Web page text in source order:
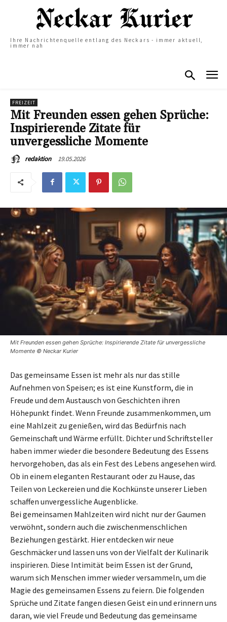
Ihre Nachrichtenquelle entlang des Neckars - immer aktuell,
immer nah
FREIZEIT
Mit Freunden essen gehen Sprüche:
Inspirierende Zitate für
unvergessliche Momente
redaktion 19.05.2026
Mit Freunden essen gehen Sprüche: Inspirierende Zitate für unvergessliche
Momente © Neckar Kurier
Das gemeinsame Essen ist mehr als nur das stille
Aufnehmen von Speisen; es ist eine Kunstform, die in
Freude und dem Austausch von Geschichten ihren
Höhepunkt findet. Wenn Freunde zusammenkommen, um
eine Mahlzeit zu genießen, wird das Bedürfnis nach
Gemeinschaft und Wärme erfüllt. Dichter und Schriftsteller
haben immer wieder die besondere Bedeutung des Essens
hervorgehoben, das als ein Fest des Lebens angesehen wird.
Ob in einem eleganten Restaurant oder zu Hause, das
Teilen von Leckereien und die Kochkünste unserer Lieben
schaffen unvergessliche Augenblicke.
Bei gemeinsamen Mahlzeiten wird nicht nur der Gaumen
verwöhnt, sondern auch die zwischenmenschlichen
Beziehungen gestärkt. Hier entdecken wir neue
Geschmäcker und lassen uns von der Vielfalt der Kulinarik
inspirieren. Diese Intimität beim Essen ist der Grund,
warum sich Menschen immer wieder versammeln, um die
Magie des gemeinsamen Essens zu feiern. Die folgenden
Sprüche und Zitate fangen diesen Geist ein und erinnern uns
daran, wie viel Freude und Bedeutung das gemeinsame